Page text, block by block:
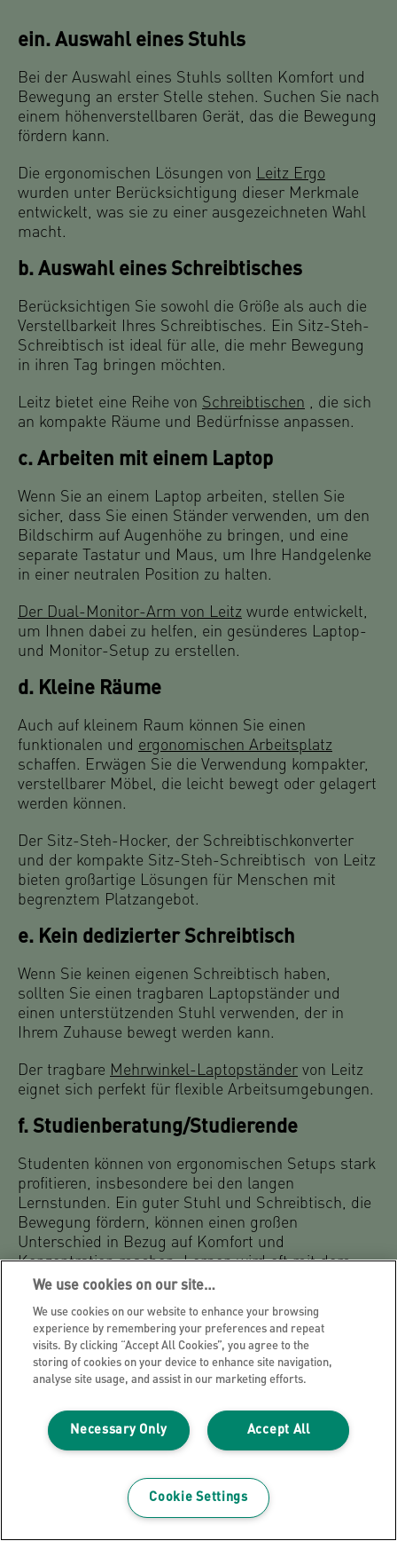
ein. Auswahl eines Stuhls
Bei der Auswahl eines Stuhls sollten Komfort und
Bewegung an erster Stelle stehen. Suchen Sie nach
einem höhenverstellbaren Gerät, das die Bewegung
fördern kann.
Die ergonomischen Lösungen von Leitz Ergo
wurden unter Berücksichtigung dieser Merkmale
entwickelt, was sie zu einer ausgezeichneten Wahl
macht.
b. Auswahl eines Schreibtisches
Berücksichtigen Sie sowohl die Größe als auch die
Verstellbarkeit Ihres Schreibtisches. Ein Sitz-Steh-
Schreibtisch ist ideal für alle, die mehr Bewegung
in ihren Tag bringen möchten.
Leitz bietet eine Reihe von Schreibtischen , die sich
an kompakte Räume und Bedürfnisse anpassen.
c. Arbeiten mit einem Laptop
Wenn Sie an einem Laptop arbeiten, stellen Sie
sicher, dass Sie einen Ständer verwenden, um den
Bildschirm auf Augenhöhe zu bringen, und eine
separate Tastatur und Maus, um Ihre Handgelenke
in einer neutralen Position zu halten.
Der Dual-Monitor-Arm von Leitz wurde entwickelt,
um Ihnen dabei zu helfen, ein gesünderes Laptop-
und Monitor-Setup zu erstellen.
d. Kleine Räume
Auch auf kleinem Raum können Sie einen
funktionalen und ergonomischen Arbeitsplatz
schaffen. Erwägen Sie die Verwendung kompakter,
verstellbarer Möbel, die leicht bewegt oder gelagert
werden können.
Der Sitz-Steh-Hocker, der Schreibtischkonverter
und der kompakte Sitz-Steh-Schreibtisch von Leitz
bieten großartige Lösungen für Menschen mit
begrenztem Platzangebot.
e. Kein dedizierter Schreibtisch
Wenn Sie keinen eigenen Schreibtisch haben,
sollten Sie einen tragbaren Laptopständer und
einen unterstützenden Stuhl verwenden, der in
Ihrem Zuhause bewegt werden kann.
Der tragbare Mehrwinkel-Laptopständer von Leitz
eignet sich perfekt für flexible Arbeitsumgebungen.
f. Studienberatung/Studierende
Studenten können von ergonomischen Setups stark
profitieren, insbesondere bei den langen
Lernstunden. Ein guter Stuhl und Schreibtisch, die
Bewegung fördern, können einen großen
Unterschied in Bezug auf Komfort und
Konzentration machen. Lernen wird oft mit dem
langen Sitzen in einer Position in Verbindung
Produkte wie die LeitzWackelkisseneignen sich gut
für Schüler, die sich bewegen möchten, ohne ihre
Konzentration zu stören.
g. Schlafzimmer (Gaming-Stuhl/-Bett)
Wenn Sie von Ihrem Schlafzimmer aus arbeiten,
ziehen, der Sie beim Sitzen unterstützt und die
Bewegung fördert, auch wenn Sie spielen. Sie
We use cookies on our site…
We use cookies on our website to enhance your browsing
experience by remembering your preferences and repeat
visits. By clicking “Accept All Cookies”, you agree to the
storing of cookies on your device to enhance site navigation,
analyse site usage, and assist in our marketing efforts.
Accept All
Necessary Only
Cookie Settings